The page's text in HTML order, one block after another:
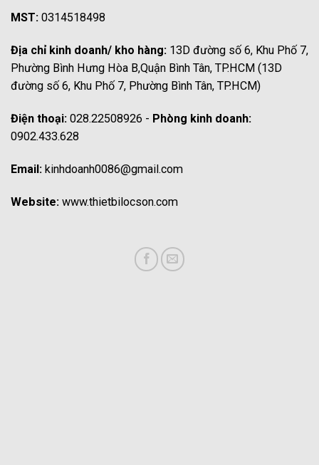
MST: 0314518498
Địa chỉ kinh doanh/ kho hàng: 13D đường số 6, Khu Phố 7,
Phường Bình Hưng Hòa B,Quận Bình Tân, TP.HCM (13D
đường số 6, Khu Phố 7, Phường Bình Tân, TP.HCM)
Điện thoại: 028.22508926 - Phòng kinh doanh:
0902.433.628
Email: kinhdoanh0086@gmail.com
Website: www.thietbilocson.com